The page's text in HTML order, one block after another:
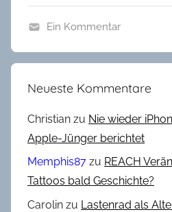
e
n
Ein Kommentar
Neueste Kommentare
Christian zu Nie wieder
Apple-Jünger berichtet
Memphis87 zu REACH
Tattoos bald Geschichte?
Carolin zu Lastenrad als